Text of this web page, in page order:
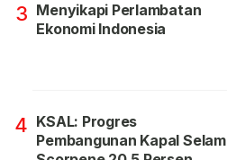
3 Menyikapi Perlambatan
Ekonomi Indonesia
4 KSAL: Progres
Pembangunan Kapal Selam